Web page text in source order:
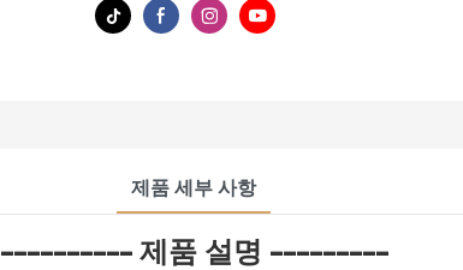
제품 세부 사항
---------- 제품 설명 ---------